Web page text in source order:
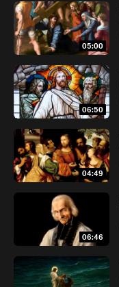
05:00
06:50
04:49
06:46